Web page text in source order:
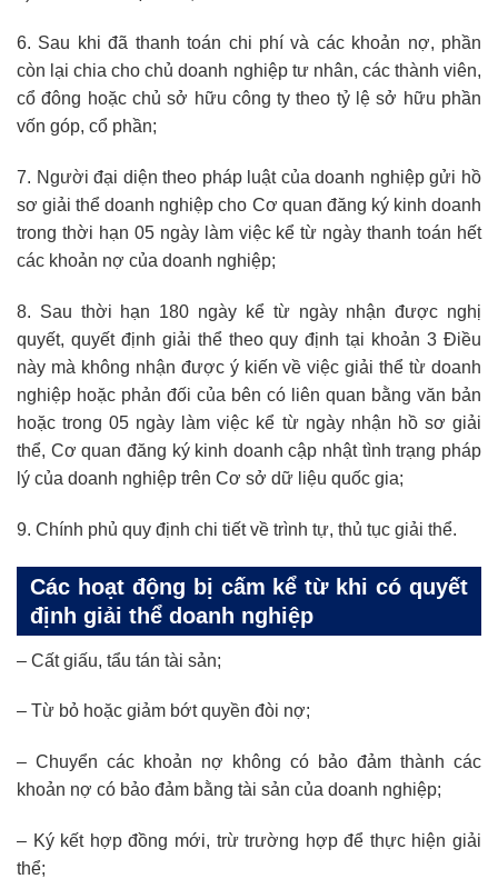
6. Sau khi đã thanh toán chi phí và các khoản nợ, phần
còn lại chia cho chủ doanh nghiệp tư nhân, các thành viên,
cổ đông hoặc chủ sở hữu công ty theo tỷ lệ sở hữu phần
vốn góp, cổ phần;
7. Người đại diện theo pháp luật của doanh nghiệp gửi hồ
sơ giải thể doanh nghiệp cho Cơ quan đăng ký kinh doanh
trong thời hạn 05 ngày làm việc kể từ ngày thanh toán hết
các khoản nợ của doanh nghiệp;
8. Sau thời hạn 180 ngày kể từ ngày nhận được nghị
quyết, quyết định giải thể theo quy định tại khoản 3 Điều
này mà không nhận được ý kiến về việc giải thể từ doanh
nghiệp hoặc phản đối của bên có liên quan bằng văn bản
hoặc trong 05 ngày làm việc kể từ ngày nhận hồ sơ giải
thể, Cơ quan đăng ký kinh doanh cập nhật tình trạng pháp
lý của doanh nghiệp trên Cơ sở dữ liệu quốc gia;
9. Chính phủ quy định chi tiết về trình tự, thủ tục giải thể.
Các hoạt động bị cấm kể từ khi có quyết
định giải thể doanh nghiệp
– Cất giấu, tẩu tán tài sản;
– Từ bỏ hoặc giảm bớt quyền đòi nợ;
– Chuyển các khoản nợ không có bảo đảm thành các
khoản nợ có bảo đảm bằng tài sản của doanh nghiệp;
– Ký kết hợp đồng mới, trừ trường hợp để thực hiện giải
thể;